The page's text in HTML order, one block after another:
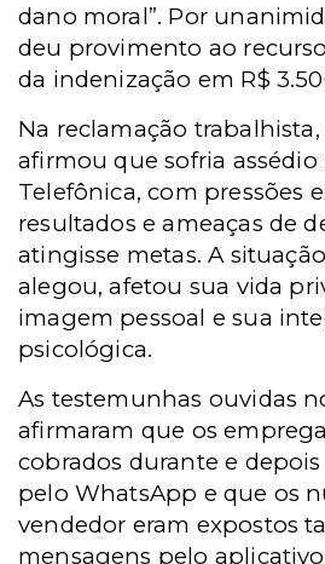
dano moral”. Por
deu provimento ao
da indenização em R$
Na reclamação
afirmou que sofria assédio
Telefônica, com pressões
resultados e ameaças de
atingisse metas. A
alegou, afetou sua vida
imagem pessoal e sua
psicológica.
As testemunhas ouvidas
afirmaram que os
cobrados durante e
pelo WhatsApp e que os
vendedor eram expostos
mensagens pelo